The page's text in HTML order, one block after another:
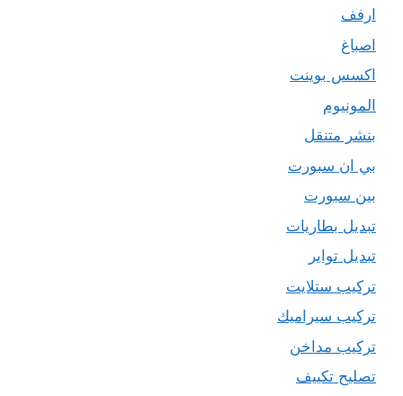
ارفف
اصباغ
اكسس بوينت
المونيوم
بنشر متنقل
بي ان سبورت
بين سبورت
تبديل بطاريات
تبديل تواير
تركيب ستلايت
تركيب سيراميك
تركيب مداخن
تصليح تكييف